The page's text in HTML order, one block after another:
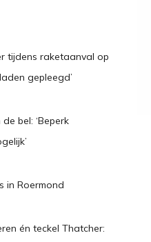
tijdens raketaanval op
gepleegd’
bel: ‘Beperk
in Roermond
én teckel Thatcher: